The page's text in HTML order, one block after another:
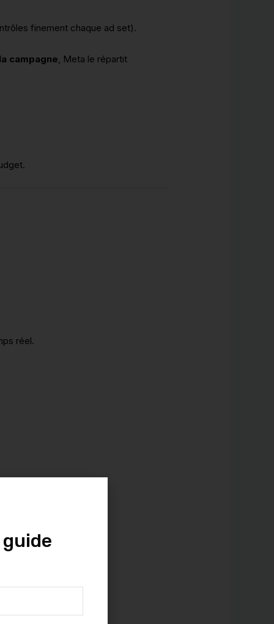
finement chaque ad set).
campagne, Meta le répartit
réel.